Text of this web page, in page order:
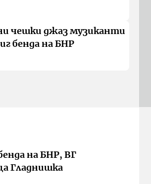
чешки джаз музиканти
бенда на БНР
на БНР, ВГ
Гладнишка